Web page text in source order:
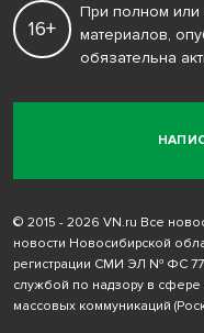
16+
При полном или
материалов,
обязательна
© 2015 - 2026 VN.ru Все
новости Новосибирской
регистрации СМИ ЭЛ № ФС
службой по надзору в
массовых коммуникаций